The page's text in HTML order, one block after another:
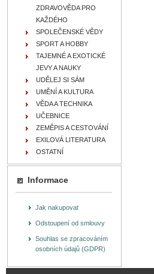
ZDRAVOVĚDA PRO
KAŽDÉHO
SPOLEČENSKÉ VĚDY
SPORT A HOBBY
TAJEMNÉ A EXOTICKÉ
JEVY A NAUKY
UDĚLEJ SI SÁM
UMĚNÍ A KULTURA
VĚDA A TECHNIKA
UČEBNICE
ZEMĚPIS A CESTOVÁNÍ
EXILOVÁ LITERATURA
OSTATNÍ
Informace
Jak nakupovat
Odstoupení od smlouvy
Souhlas se zpracováním
osobních údajů (GDPR)